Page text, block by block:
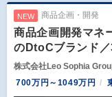
NEW 商品企画・開発
商品企画開発マネ
のDtoCブランド／
株式会社Leo Sophia
700万円～1049万円